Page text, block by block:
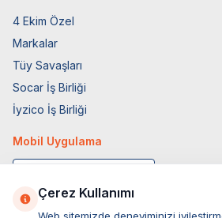
4 Ekim Özel
Markalar
Tüy Savaşları
Socar İş Birliği
İyzico İş Birliği
Mobil Uygulama
Çerez Kullanımı